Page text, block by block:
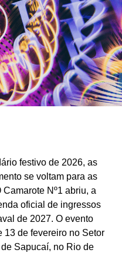
edição especial de
diversão
vez a narrativa ficará em
clássicas do Natal:
Panettone, e vamos
protagonistas de
pela Bauducco.
ainda mais
valorizando a
deles. A Bauducco é
temos o
que é sinônimo de
que sejamos nós a
festivo de 2026, as
se voltam para as
Nº1 abriu, a
oficial de ingressos
de 2027. O evento
13 de fevereiro no Setor
Sapucaí, no Rio de